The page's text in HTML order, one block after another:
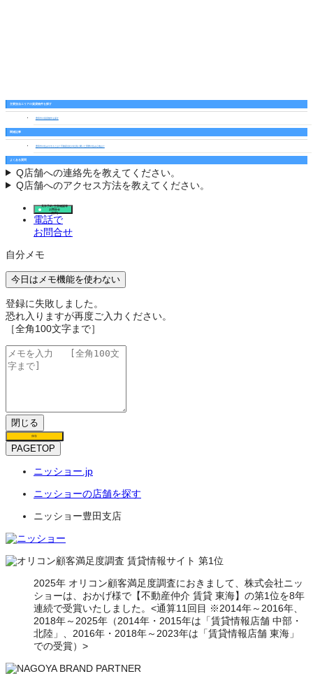
主要担当エリアの賃貸物件を探す
豊田市の賃貸物件を探す
関連記事
豊田市の住みやすさとは？不動産会社の社員に聞いた実際の住み心地は？
よくある質問
Q店舗への連絡先を教えてください。
Q店舗へのアクセス方法を教えてください。
見学予約･空室確認等
お問合せ
(無料)
電話で
お問合せ
自分メモ
今日はメモ機能を使わない
登録に失敗しました。
恐れ入りますが再度ご入力ください。
［全角100文字まで］
閉じる
保存
PAGETOP
ニッショー.jp
ニッショーの店舗を探す
ニッショー豊田支店
2025年 オリコン顧客満足度調査におきまして、株式会社ニッ
ショーは、おかげ様で【不動産仲介 賃貸 東海】の第1位を8年
連続で受賞いたしました。<通算11回目 ※2014年～2016年、
2018年～2025年（2014年・2015年は「賃貸情報店舗 中部・
北陸」、2016年・2018年～2023年は「賃貸情報店舗 東海」
での受賞）>